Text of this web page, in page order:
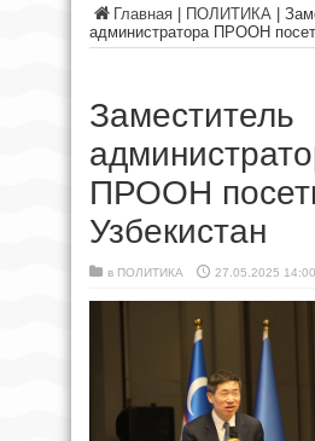
Главная ПОЛИТИКА
администратора ПРООН
Заместитель
ПРООН
Узбекистан
в ПОЛИТИКА 27.05.2025 14:00